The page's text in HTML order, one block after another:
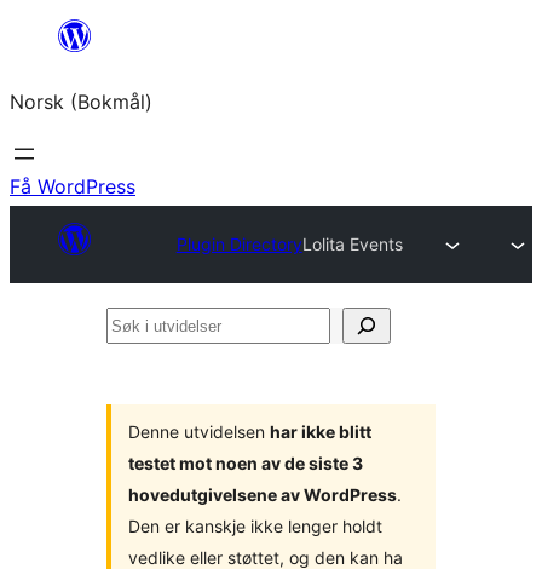
Hopp
innhold
Norsk (Bokmål)
Få WordPress
Plugin DirectoryLolita Events
Søk
Denne utvidelsen har ikke blitt
testet mot noen av de siste 3
hovedutgivelsene av WordPress.
Den er kanskje ikke lenger holdt
vedlike eller støttet, og den kan ha